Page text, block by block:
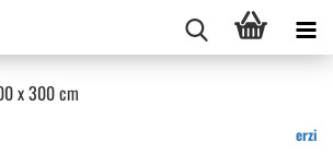
x 300 cm
erzi